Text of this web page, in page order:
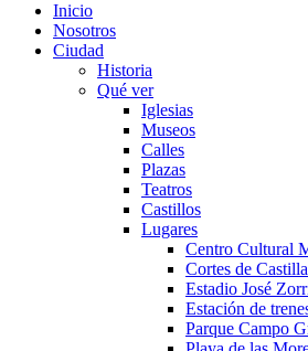
Inicio
Nosotros
Ciudad
Historia
Qué ver
Iglesias
Museos
Calles
Plazas
Teatros
Castillos
Lugares
Centro Cultural
Cortes de
Estadio José
Estación de
Parque Campo